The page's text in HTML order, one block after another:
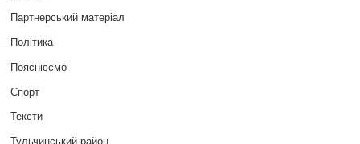
Партнерський матеріал
Політика
Пояснюємо
Спорт
Тексти
Тульчинський район